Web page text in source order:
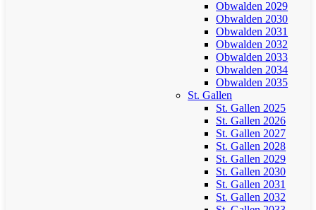
Obwalden 2029
Obwalden 2030
Obwalden 2031
Obwalden 2032
Obwalden 2033
Obwalden 2034
Obwalden 2035
St. Gallen
St. Gallen 2025
St. Gallen 2026
St. Gallen 2027
St. Gallen 2028
St. Gallen 2029
St. Gallen 2030
St. Gallen 2031
St. Gallen 2032